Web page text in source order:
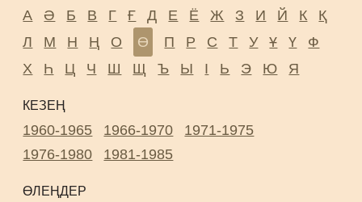
А Ә Б В Г Ғ Д Е Ё Ж З И Й К
Қ
Л
М Н Ң О Ө П Р С Т У Ұ Ү
Ф
Х
Һ Ц Ч Ш Щ Ъ Ы І Ь Э Ю Я
КЕЗЕҢ
1960-1965 1966-1970
1971-1975
1976-1980
1981-1985
ӨЛЕҢДЕР